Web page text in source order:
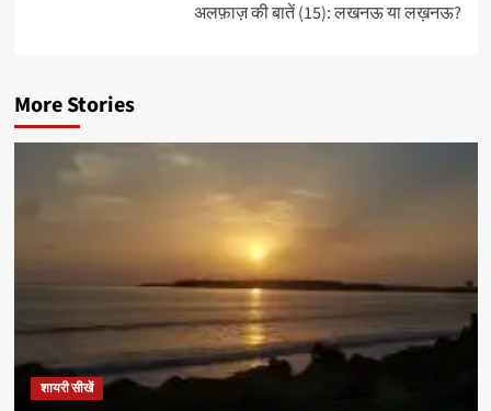
अलफ़ाज़ की बातें (15): लखनऊ या लख़नऊ?
More Stories
शायरी सीखें